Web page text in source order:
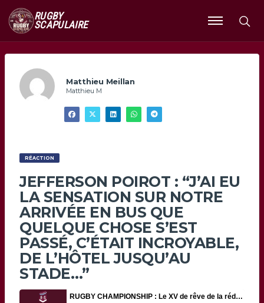
RUGBY
SCAPULAIRE
Ouvrir
le
Matthieu Meillan
Matthieu M
RÉACTION
JEFFERSON POIROT : “J’AI EU
LA SENSATION SUR NOTRE
ARRIVÉE EN BUS QUE
QUELQUE CHOSE S’EST
PASSÉ, C’ÉTAIT INCROYABLE,
DE L’HÔTEL JUSQU’AU
STADE…”